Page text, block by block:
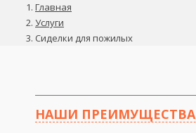
Главная
Услуги
Сиделки для пожилых
НАШИ ПРЕИМУЩЕСТВА